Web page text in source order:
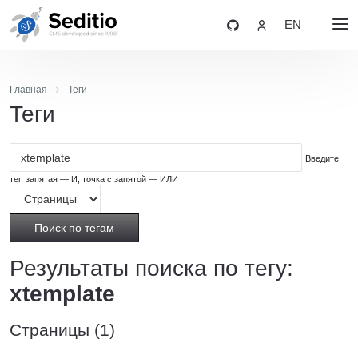
EN
Главная Теги
Теги
Введите
тег, запятая — И, точка с запятой — ИЛИ
Поиск по тегам
Результаты поиска по тегу:
xtemplate
Страницы (1)